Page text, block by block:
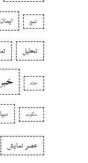
ایلیچ ایمان
تحلیل
خانه خبر
سکوت
عصر نمایش